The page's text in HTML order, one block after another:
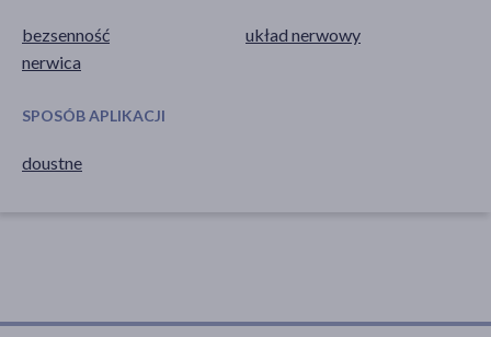
bezsenność
nerwica
układ nerwowy
SPOSÓB APLIKACJI
doustne